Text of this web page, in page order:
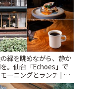
緑を眺めながら、静か
。仙台「Echoes」で
ーニングとランチ | こ